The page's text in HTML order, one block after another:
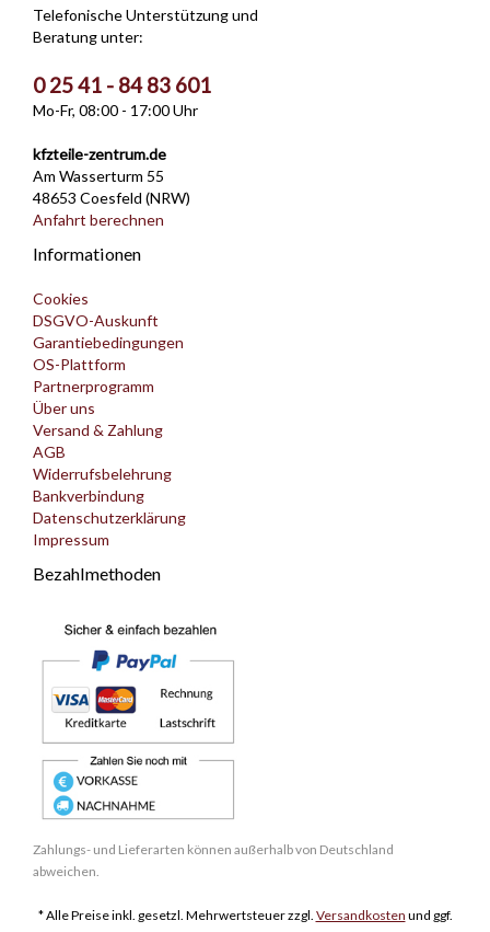
Telefonische Unterstützung und
Beratung unter:
0 25 41 - 84 83 601
Mo-Fr, 08:00 - 17:00 Uhr
kfzteile-zentrum.de
Am Wasserturm 55
48653 Coesfeld (NRW)
Anfahrt berechnen
Informationen
Cookies
DSGVO-Auskunft
Garantiebedingungen
OS-Plattform
Partnerprogramm
Über uns
Versand & Zahlung
AGB
Widerrufsbelehrung
Bankverbindung
Datenschutzerklärung
Impressum
Bezahlmethoden
Zahlungs- und Lieferarten können außerhalb von Deutschland
abweichen.
* Alle Preise inkl. gesetzl. Mehrwertsteuer zzgl. Versandkosten und ggf.